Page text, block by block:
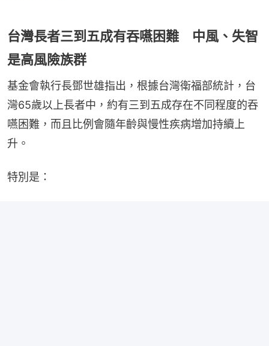
台灣長者三到五成有吞嚥困難 中風、失智
是高風險族群
基金會執行長鄧世雄指出，根據台灣衛福部統計，台
灣65歲以上長者中，約有三到五成存在不同程度的吞
嚥困難，而且比例會隨年齡與慢性疾病增加持續上
升。
特別是：